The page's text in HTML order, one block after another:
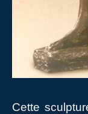
Cette